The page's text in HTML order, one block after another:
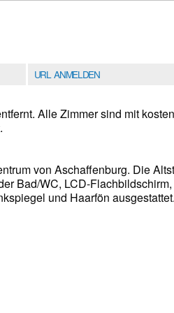
URL ANMELDEN
Alle Zimmer sind mit
von Aschaffenburg. Die
Bad/WC, LCD-
und Haarfön ausgestattet.